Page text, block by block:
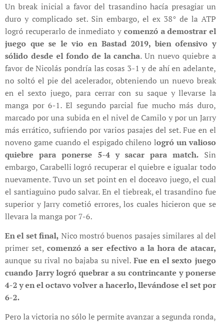
Un break inicial a favor del trasandino hacía presagiar un
duro y complicado set. Sin embargo, el ex 38° de la ATP
logró recuperarlo de inmediato y comenzó a demostrar el
juego que se le vio en Bastad 2019, bien ofensivo y
sólido desde el fondo de la cancha. Un nuevo quiebre a
favor de Nicolás pondría las cosas 3-1 y de ahí en adelante,
no soltó el pie del acelerador, obteniendo un nuevo break
en el sexto juego, para cerrar con su saque y llevarse la
manga por 6-1. El segundo parcial fue mucho más duro,
marcado por una subida en el nivel de Camilo y por un Jarry
más errático, sufriendo por varios pasajes del set. Fue en el
noveno game cuando el espigado chileno logró un valioso
quiebre para ponerse 5-4 y sacar para match. Sin
embargo, Carabelli logró recuperar el quiebre e igualar todo
nuevamente. Tuvo un set point en el doceavo juego, el cual
el santiaguino pudo salvar. En el tiebreak, el trasandino fue
superior y Jarry cometió errores, los cuales hicieron que se
llevara la manga por 7-6.
En el set final, Nico mostró buenos pasajes similares al del
primer set,comenzó a ser efectivo a la hora de atacar,
aunque su rival no bajaba su nivel. Fue en el sexto juego
cuando Jarry logró quebrar a su contrincante y ponerse
4-2 y en el octavo volver a hacerlo, llevándose el set por
6-2.
Pero la victoria no sólo le permite avanzar a segunda ronda,